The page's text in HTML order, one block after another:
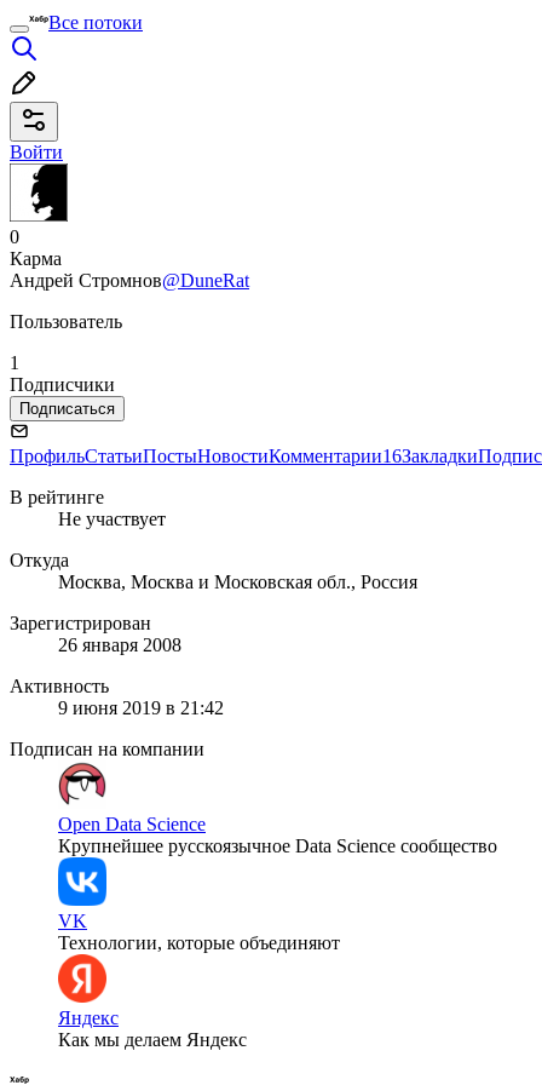
Все потоки
Войти
0
Карма
Андрей Стромнов@DuneRat
Пользователь
1
Подписчики
Подписаться
ПрофильСтатьиПостыНовостиКомментарии16Закладки
В рейтинге
Не участвует
Откуда
Москва, Москва и Московская обл., Россия
Зарегистрирован
26 января 2008
Активность
9 июня 2019 в 21:42
Подписан на компании
Open Data Science
Крупнейшее русскоязычное Data Science сообщество
VK
Технологии, которые объединяют
Яндекс
Как мы делаем Яндекс